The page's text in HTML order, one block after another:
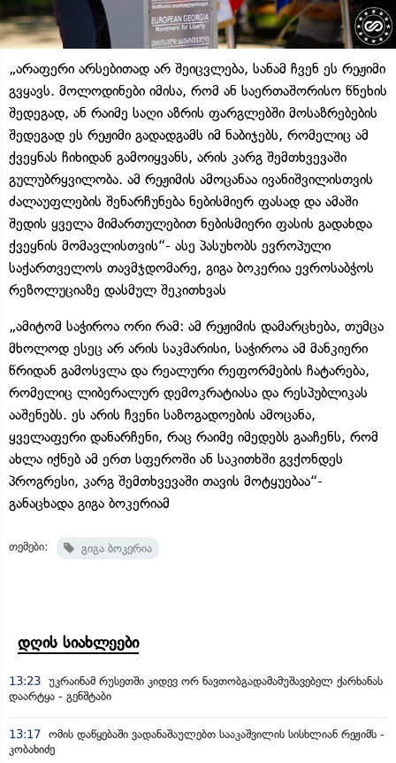
„არაფერი არსებითად არ შეიცვლება, სანამ ჩვენ ეს რეჟიმი
გვყავს. მოლოდინები იმისა, რომ ან საერთაშორისო წნეხის
შედეგად, ან რაიმე საღი აზრის ფარგლებში მოსაზრებების
შედეგად ეს რეჟიმი გადადგამს იმ ნაბიჯებს, რომელიც ამ
ქვეყნას ჩიხიდან გამოიყვანს, არის კარგ შემთხვევაში
გულუბრყვილობა. ამ რეჟიმის ამოცანაა ივანიშვილისთვის
ძალაუფლების შენარჩუნება ნებისმიერ ფასად და ამაში
შედის ყველა მიმართულებით ნებისმიერი ფასის გადახდა
ქვეყნის მომავლისთვის“- ასე პასუხობს ევროპული
საქართველოს თავმჯდომარე, გიგა ბოკერია ევროსაბჭოს
რეზოლუციაზე დასმულ შეკითხვას
„ამიტომ საჭიროა ორი რამ: ამ რეჟიმის დამარცხება, თუმცა
მხოლოდ ესეც არ არის საკმარისი, საჭიროა ამ მანკიერი
წრიდან გამოსვლა და რეალური რეფორმების ჩატარება,
რომელიც ლიბერალურ დემოკრატიასა და რესპუბლიკას
ააშენებს. ეს არის ჩვენი საზოგადოების ამოცანა,
ყველაფერი დანარჩენი, რაც რაიმე იმედებს გააჩენს, რომ
ახლა იქნებ ამ ერთ სფეროში ან საკითხში გვქონდეს
პროგრესი, კარგ შემთხვევაში თავის მოტყუებაა“-
განაცხადა გიგა ბოკერიამ
თემები: გიგა ბოკერია
დღის სიახლეები
13:23 უკრაინამ რუსეთში კიდევ ორ ნავთობგადამამუშავებელ ქარხანას
დაარტყა - გენშტაბი
13:17 ომის დაწყებაში ვადანაშაულებთ სააკაშვილის სისხლიან რეჟიმს -
კობახიძე